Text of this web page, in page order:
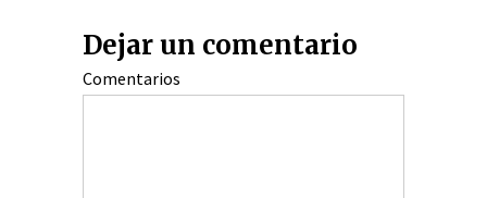
Dejar un comentario
Comentarios